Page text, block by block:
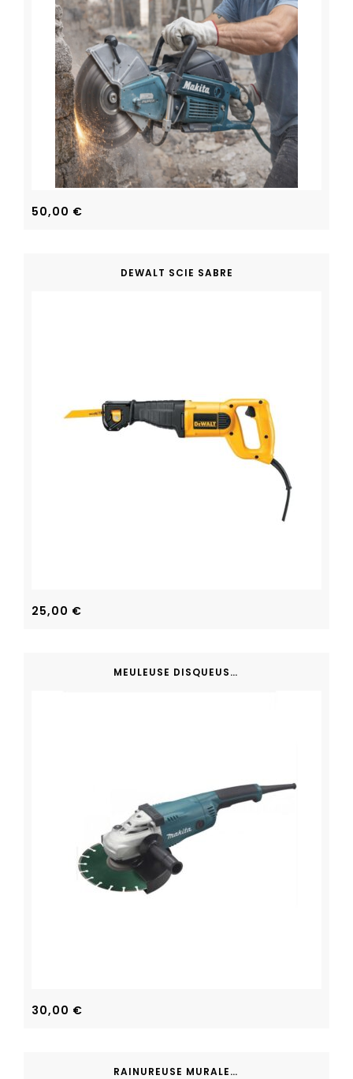
50,00 €
DEWALT SCIE SABRE
25,00 €
MEULEUSE DISQUEUSE MAKITA
30,00 €
RAINUREUSE MURALE À BETON DIAMANT